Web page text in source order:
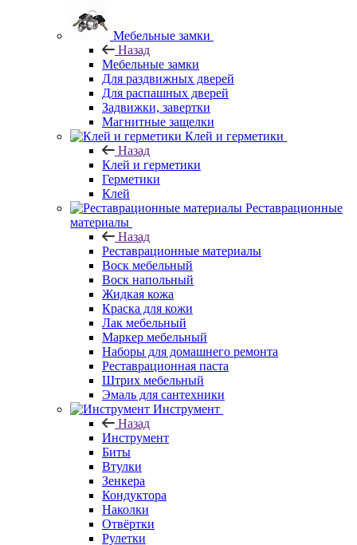
Мебельные замки
Назад
Мебельные замки
Для раздвижных дверей
Для распашных дверей
Задвижки, завертки
Магнитные защелки
Клей и герметики
Назад
Клей и герметики
Герметики
Клей
Реставрационные
материалы
Назад
Реставрационные материалы
Воск мебельный
Воск напольный
Жидкая кожа
Краска для кожи
Лак мебельный
Маркер мебельный
Наборы для домашнего ремонта
Реставрационная паста
Штрих мебельный
Эмаль для сантехники
Инструмент
Назад
Инструмент
Биты
Втулки
Зенкера
Кондуктора
Наколки
Отвёртки
Рулетки